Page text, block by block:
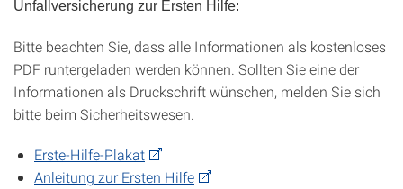
Unfallversicherung zur Ersten Hilfe:
Bitte beachten Sie, dass alle Informationen als kostenloses
PDF runtergeladen werden können. Sollten Sie eine der
Informationen als Druckschrift wünschen, melden Sie sich
bitte beim Sicherheitswesen.
Erste-Hilfe-Plakat
Anleitung zur Ersten Hilfe